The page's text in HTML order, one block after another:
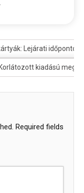
Lejárati
kiadású
Required fields